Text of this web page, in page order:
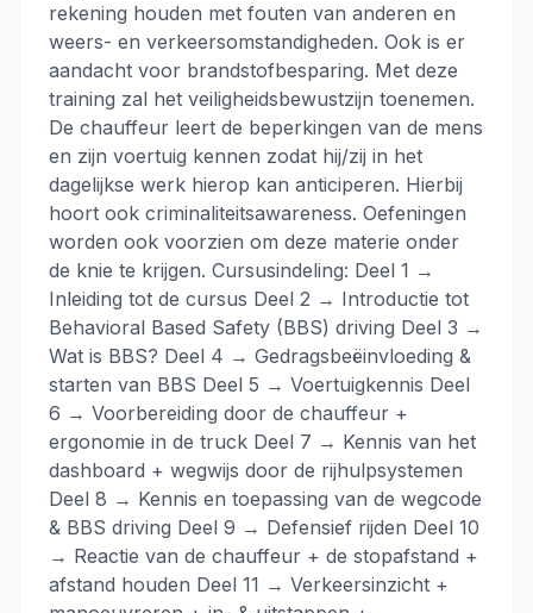
rekening houden met fouten van anderen en
weers- en verkeersomstandigheden. Ook is er
aandacht voor brandstofbesparing. Met deze
training zal het veiligheidsbewustzijn toenemen.
De chauffeur leert de beperkingen van de mens
en zijn voertuig kennen zodat hij/zij in het
dagelijkse werk hierop kan anticiperen. Hierbij
hoort ook criminaliteitsawareness. Oefeningen
worden ook voorzien om deze materie onder
de knie te krijgen. Cursusindeling: Deel 1 →
Inleiding tot de cursus Deel 2 → Introductie tot
Behavioral Based Safety (BBS) driving Deel 3 →
Wat is BBS? Deel 4 → Gedragsbeëinvloeding &
starten van BBS Deel 5 → Voertuigkennis Deel
6 → Voorbereiding door de chauffeur +
ergonomie in de truck Deel 7 → Kennis van het
dashboard + wegwijs door de rijhulpsystemen
Deel 8 → Kennis en toepassing van de wegcode
& BBS driving Deel 9 → Defensief rijden Deel 10
→ Reactie van de chauffeur + de stopafstand +
afstand houden Deel 11 → Verkeersinzicht +